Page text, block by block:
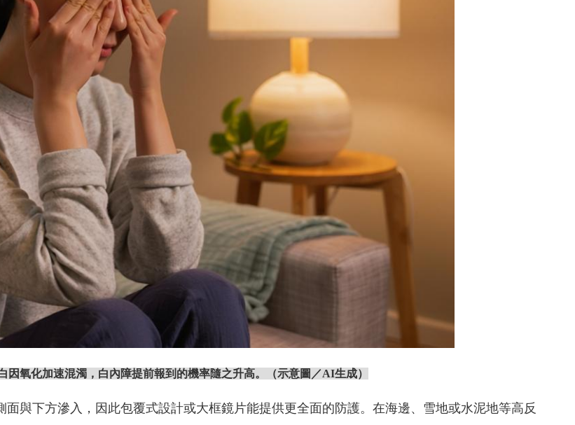
因氧化加速混濁，白內障提前報到的機率隨之升高。 （示意圖／AI生成）
與下方滲入，因此包覆式設計或大框鏡片能提供更全面的防護。在海邊、雪地或水泥地等高反